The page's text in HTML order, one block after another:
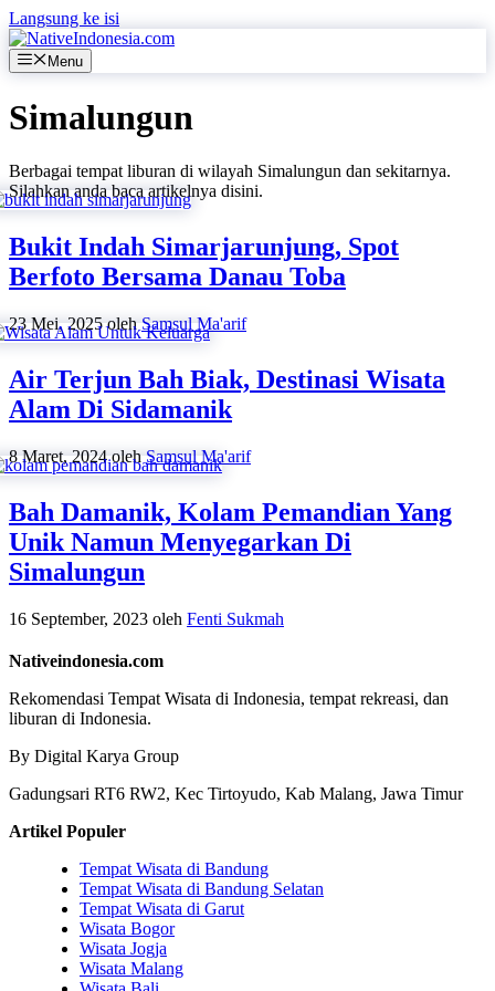
Langsung ke isi
Menu
Simalungun
Berbagai tempat liburan di wilayah Simalungun dan sekitarnya.
Silahkan anda baca artikelnya disini.
Bukit Indah Simarjarunjung, Spot
Berfoto Bersama Danau Toba
23 Mei, 2025 olehSamsul Ma'arif
Air Terjun Bah Biak, Destinasi Wisata
Alam Di Sidamanik
8 Maret, 2024 olehSamsul Ma'arif
Bah Damanik, Kolam Pemandian Yang
Unik Namun Menyegarkan Di
Simalungun
16 September, 2023 oleh Fenti Sukmah
Nativeindonesia.com
Rekomendasi Tempat Wisata di Indonesia, tempat rekreasi, dan
liburan di Indonesia.
By Digital Karya Group
Gadungsari RT6 RW2, Kec Tirtoyudo, Kab Malang, Jawa Timur
Artikel Populer
Tempat Wisata di Bandung
Tempat Wisata di Bandung Selatan
Tempat Wisata di Garut
Wisata Bogor
Wisata Jogja
Wisata Malang